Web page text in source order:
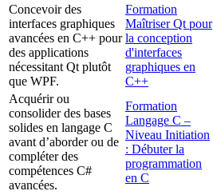
Concevoir des
interfaces graphiques
avancées en C++ pour
des applications
nécessitant Qt plutôt
que WPF.
Formation
Maîtriser Qt pour
la conception
d'interfaces
graphiques en
C++
Acquérir ou
consolider des bases
solides en langage C
avant d’aborder ou de
compléter des
compétences C#
avancées.
Formation
Langage C –
Niveau Initiation
: Débuter la
programmation
en C